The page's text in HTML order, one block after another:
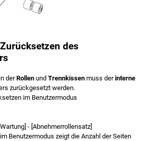
des
derRollenundTrennkissenmuss derinterne
zurückgesetzt werden.
im Benutzermodus
- [Abnehmerrollensatz]
Benutzermodus zeigt die Anzahl der Seiten